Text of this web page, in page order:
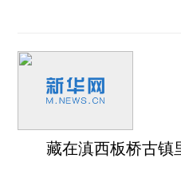
藏在滇西板桥古镇